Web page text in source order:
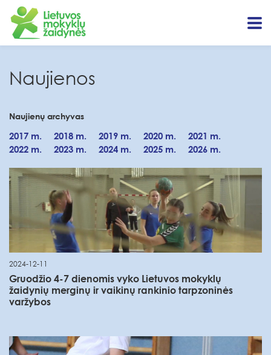
Naujienos
Naujienų archyvas
2017 m. 2018 m. 2019 m. 2020 m.
2021 m.
2022 m.
2023 m. 2024 m. 2025 m. 2026 m.
2024-12-11
Gruodžio 4-7 dienomis vyko Lietuvos mokyklų
žaidynių merginų ir vaikinų rankinio tarpzoninės
varžybos